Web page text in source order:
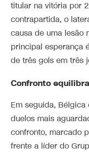
titular na vitória por
contrapartida, o
causa de uma lesão
principal esperança
de três gols em três
Confronto
Em seguida,
duelos mais
confronto, marcado
frente a líder do